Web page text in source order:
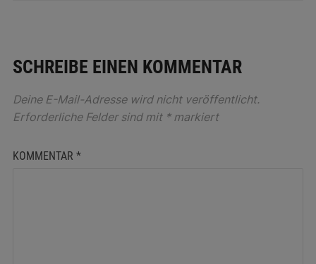
SCHREIBE EINEN KOMMENTAR
Deine E-Mail-Adresse wird nicht veröffentlicht.
Erforderliche Felder sind mit *markiert
KOMMENTAR *